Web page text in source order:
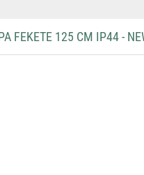
FEKETE 125 CM IP44 -